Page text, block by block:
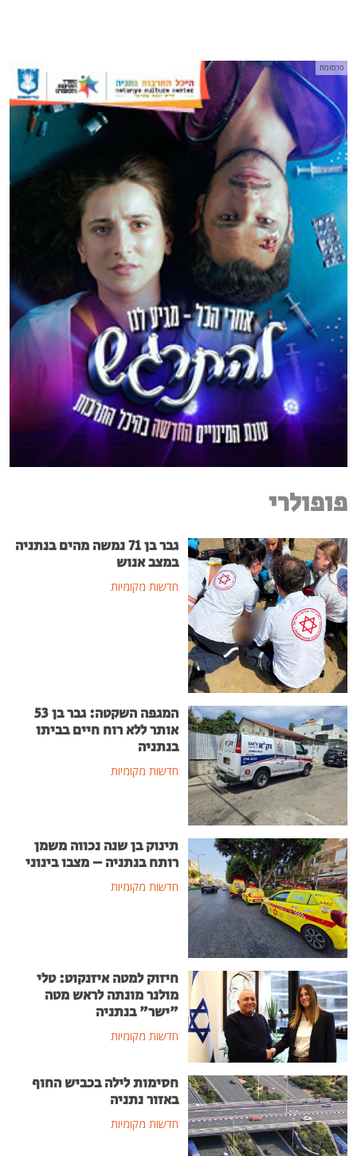
פרסומת
פופולרי
גבר בן 71 נמשה מהים בנתניה
במצב אנוש
חדשות מקומיות
המגפה השקטה: גבר בן 53
אותר ללא רוח חיים בביתו
בנתניה
חדשות מקומיות
תינוק בן שנה נכווה משמן
רותח בנתניה – מצבו בינוני
חדשות מקומיות
חיזוק למטה איזנקוט: טלי
מולנר מונתה לראש מטה
"ישר" בנתניה
חדשות מקומיות
חסימות לילה בכביש החוף
באזור נתניה
חדשות מקומיות